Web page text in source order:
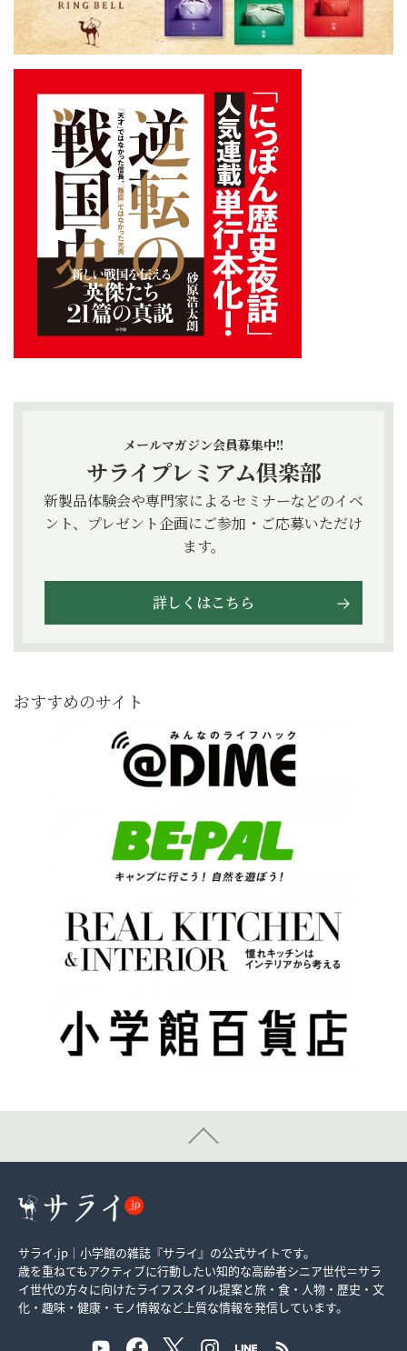
メールマガジン会員募集中!!
サライプレミアム倶楽部
新製品体験会や専門家によるセミナーなどのイベ
ント、プレゼント企画にご参加・ご応募いただけ
ます。
詳しくはこちら
おすすめのサイト
サライ.jp｜小学館の雑誌『サライ』の公式サイトです。
歳を重ねてもアクティブに行動したい知的な高齢者シニア世代＝サラ
イ世代の方々に向けたライフスタイル提案と旅・食・人物・歴史・文
化・趣味・健康・モノ情報など上質な情報を発信しています。